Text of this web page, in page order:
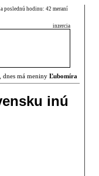
poslednú hodinu: 42 meraní
inzercia
dnes má meniny Ľubomíra
inú